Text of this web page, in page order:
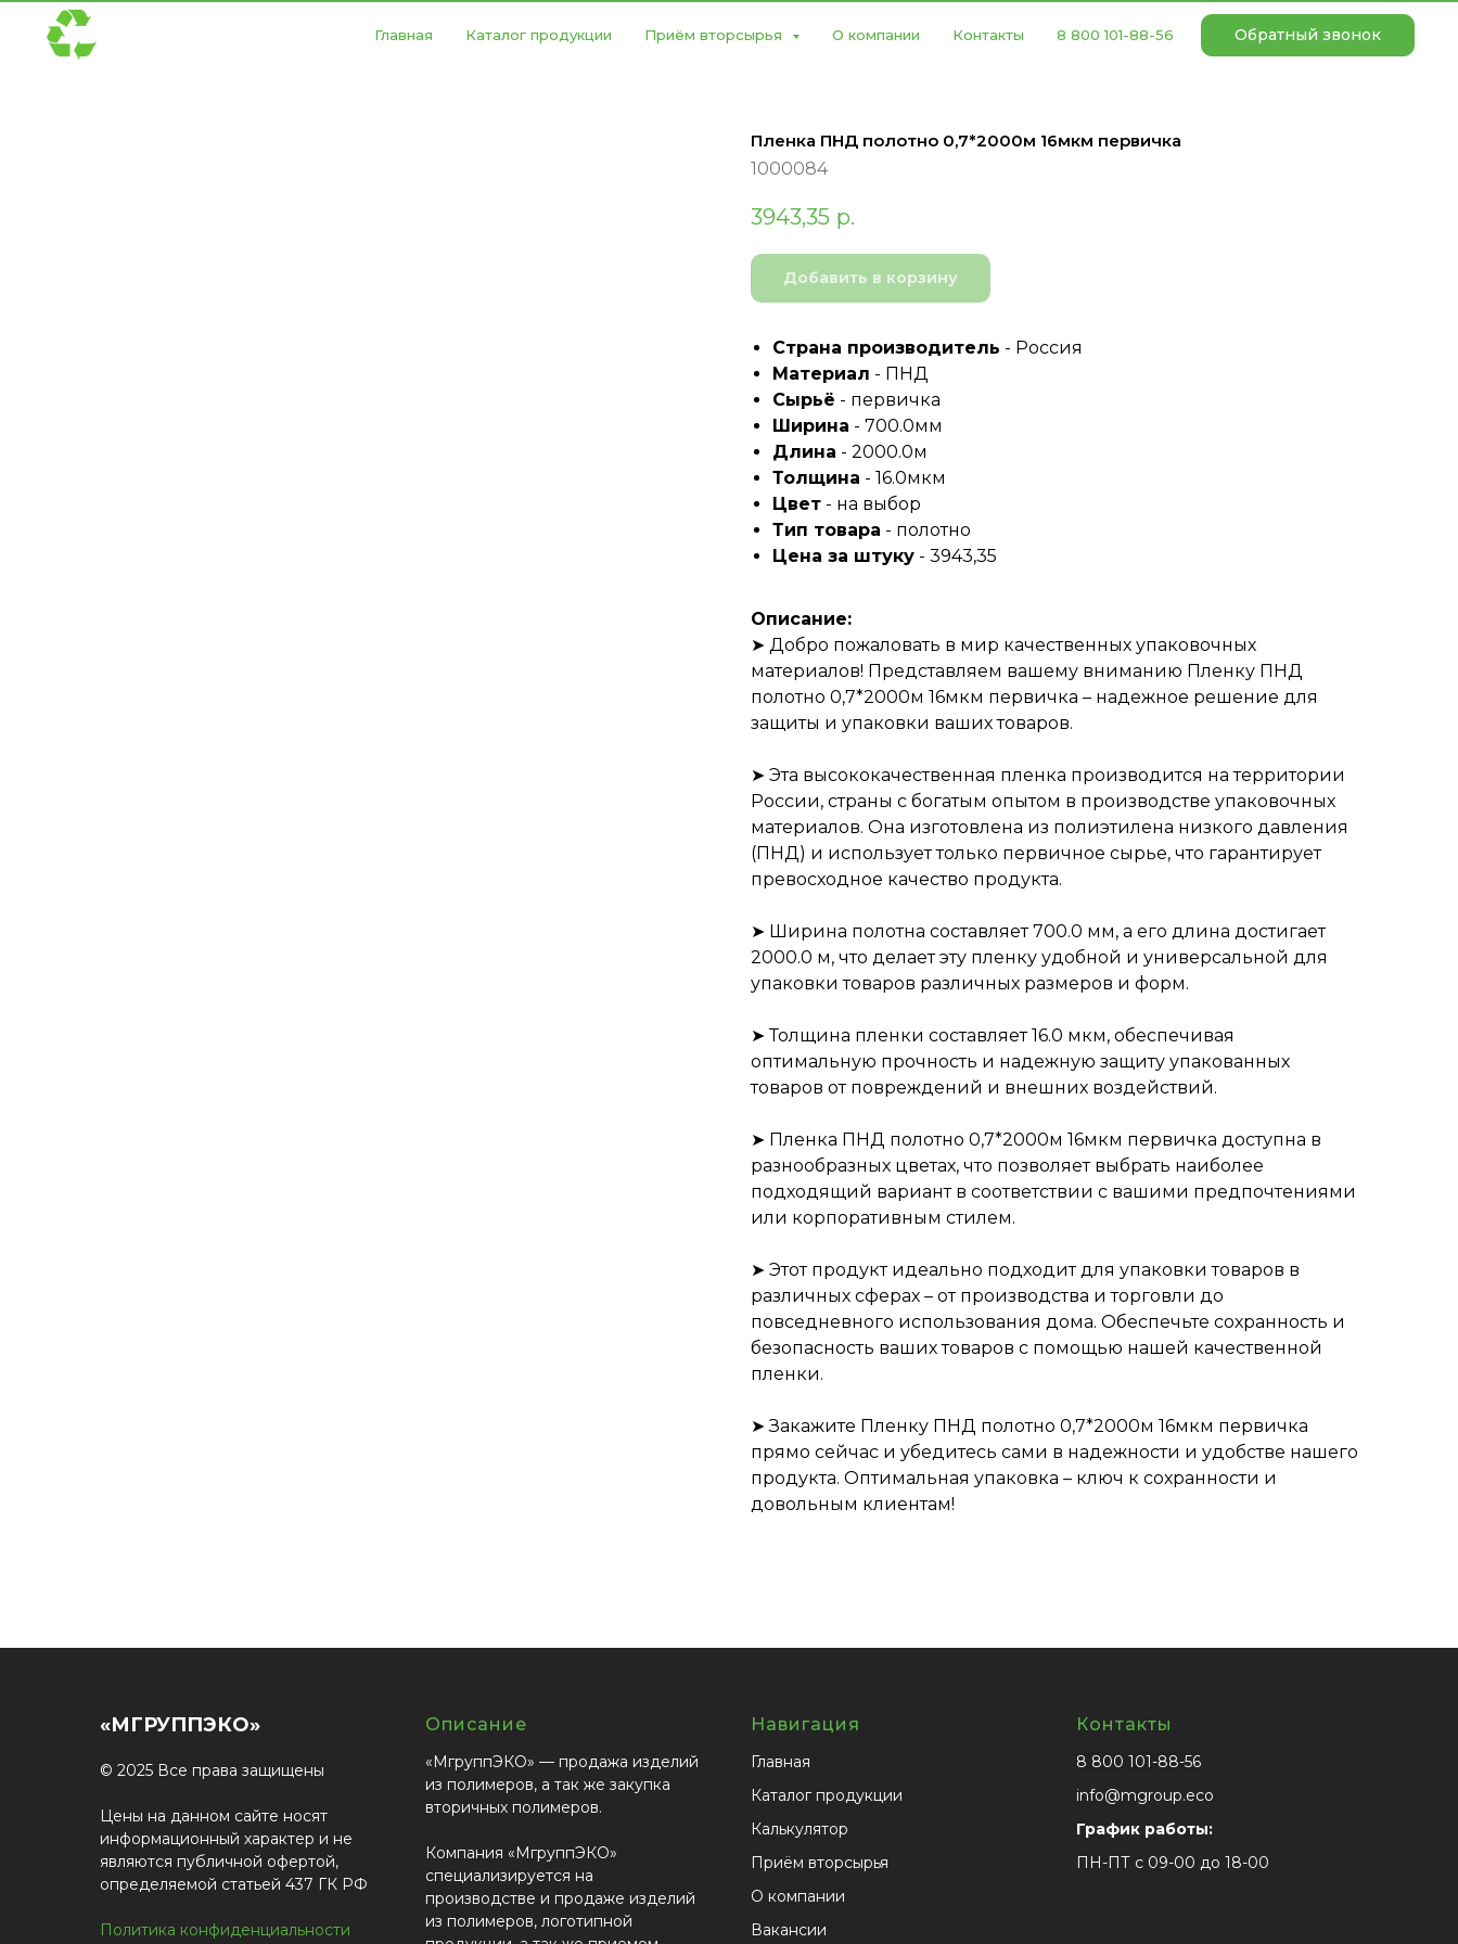
Главная Каталог продукции Приём вторсырья О компании Контакты 8 800 101-88-56 Обратный звонок
Пленка ПНД полотно 0,7*2000м 16мкм первичка
1000084
3943,35 р.
Добавить в корзину
Страна производитель - Россия
Материал - ПНД
Сырьё - первичка
Ширина - 700.0мм
Длина - 2000.0м
Толщина - 16.0мкм
Цвет - на выбор
Тип товара - полотно
Цена за штуку - 3943,35
Описание:
➤ Добро пожаловать в мир качественных упаковочных
материалов! Представляем вашему вниманию Пленку ПНД
полотно 0,7*2000м 16мкм первичка – надежное решение для
защиты и упаковки ваших товаров.
➤ Эта высококачественная пленка производится на территории
России, страны с богатым опытом в производстве упаковочных
материалов. Она изготовлена из полиэтилена низкого давления
(ПНД) и использует только первичное сырье, что гарантирует
превосходное качество продукта.
➤ Ширина полотна составляет 700.0 мм, а его длина достигает
2000.0 м, что делает эту пленку удобной и универсальной для
упаковки товаров различных размеров и форм.
➤ Толщина пленки составляет 16.0 мкм, обеспечивая
оптимальную прочность и надежную защиту упакованных
товаров от повреждений и внешних воздействий.
➤ Пленка ПНД полотно 0,7*2000м 16мкм первичка доступна в
разнообразных цветах, что позволяет выбрать наиболее
подходящий вариант в соответствии с вашими предпочтениями
или корпоративным стилем.
➤ Этот продукт идеально подходит для упаковки товаров в
различных сферах – от производства и торговли до
повседневного использования дома. Обеспечьте сохранность и
безопасность ваших товаров с помощью нашей качественной
пленки.
➤ Закажите Пленку ПНД полотно 0,7*2000м 16мкм первичка
прямо сейчас и убедитесь сами в надежности и удобстве нашего
продукта. Оптимальная упаковка – ключ к сохранности и
довольным клиентам!
«МГРУППЭКО»
© 2025 Все права защищены
Цены на данном сайте носят
информационный характер и не
являются публичной офертой,
определяемой статьей 437 ГК РФ
Политика конфиденциальности
Описание
«МгруппЭКО» — продажа изделий
из полимеров, а так же закупка
вторичных полимеров.
Компания «МгруппЭКО»
специализируется на
производстве и продаже изделий
из полимеров, логотипной
Навигация
Главная
Каталог продукции
Калькулятор
Приём вторсырья
О компании
Вакансии
Контакты
8 800 101-88-56
info@mgroup.eco
График работы:
ПН-ПТ с 09-00 до 18-00